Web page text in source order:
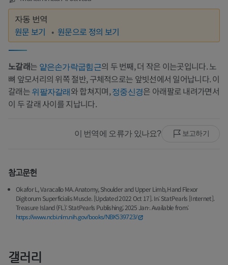
자동 번역
원문 보기 원문으로 정의 보기
노갈래는 얕은손가락굽힘근의 두 번째, 더 작은 이는곳입니다. 노
뼈 앞모서리의 위쪽 절반, 구체적으로는 앞빗선에서 일어납니다. 이
갈래는위팔자갈래와 합쳐지며,정중신경은 아래팔로 내려가면서
이 두 갈래 사이를 지납니다.
이 번역에 오류가 있나요? 보고하기
참고문헌
Okafor L, Varacallo MA. Anatomy, Shoulder and Upper Limb, Hand Flexor
Digitorum Superficialis Muscle. [Updated 2022 Oct 17]. In: StatPearls [Internet].
Treasure Island (FL): StatPearls Publishing; 2025 Jan-. Available from:
https://www.ncbi.nlm.nih.gov/books/NBK539723/
갤러리